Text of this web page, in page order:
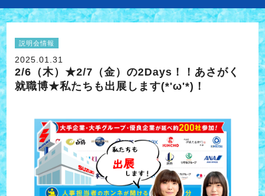
説明会情報
2025.01.31
2/6（木）★2/7（金）の2Days！！あさがく
就職博★私たちも出展します(*'ω'*)！